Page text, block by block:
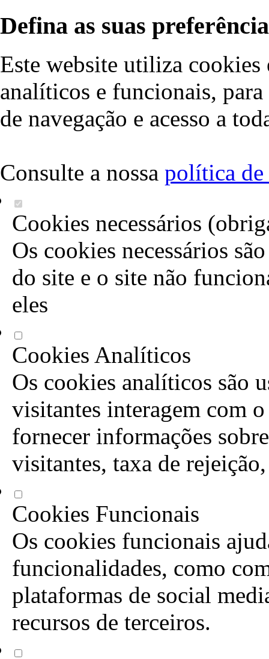
Defina as suas
Este website utiliza cookies
analíticos e funcionais,
de navegação e acesso a
Consulte a nossa política de
Cookies necessários
Os cookies necessários
do site e o site não
eles
Cookies Analíticos
Os cookies analíticos são
visitantes interagem com
fornecer informações
visitantes, taxa de
Cookies Funcionais
Os cookies funcionais
funcionalidades, como
plataformas de social
recursos de terceiros.